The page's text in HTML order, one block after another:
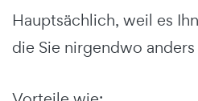
Hauptsächlich, weil es
die Sie nirgendwo